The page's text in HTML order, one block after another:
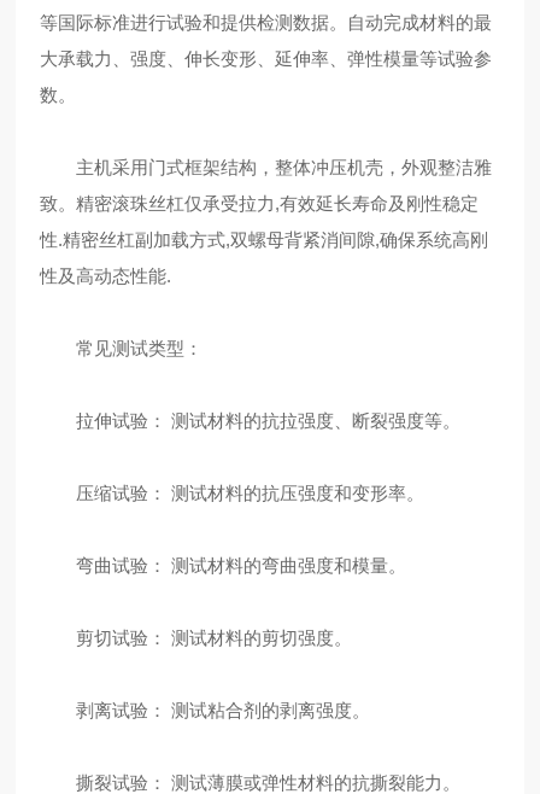
等国际标准进行试验和提供检测数据。自动完成材料的最
大承载力、强度、伸长变形、延伸率、弹性模量等试验参
数。
主机采用门式框架结构，整体冲压机壳，外观整洁雅
致。精密滚珠丝杠仅承受拉力,有效延长寿命及刚性稳定
性.精密丝杠副加载方式,双螺母背紧消间隙,确保系统高刚
性及高动态性能.
常见测试类型：
拉伸试验： 测试材料的抗拉强度、断裂强度等。
压缩试验： 测试材料的抗压强度和变形率。
弯曲试验： 测试材料的弯曲强度和模量。
剪切试验： 测试材料的剪切强度。
剥离试验： 测试粘合剂的剥离强度。
撕裂试验： 测试薄膜或弹性材料的抗撕裂能力。